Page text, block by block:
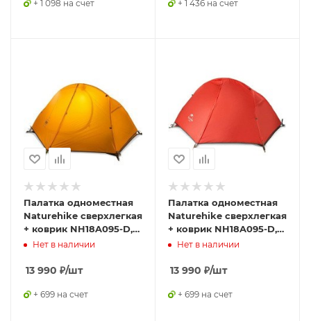
+ 1 098 на счет + 1 436 на счет
Палатка одноместная
Naturehike сверхлегкая
+ коврик NH18A095-D,
оранжевая,
Нет в наличии
13 990 ₽/шт
+ 699 на счет
Палатка одноместная
Naturehike сверхлегкая
+ коврик NH18A095-D,
оранжевая,
Нет в наличии
13 990 ₽/шт
+ 699 на счет